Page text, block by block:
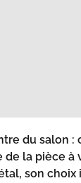
du salon
la pièce à
son